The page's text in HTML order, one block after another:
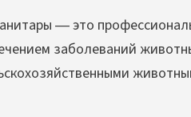
— это
заболеваний